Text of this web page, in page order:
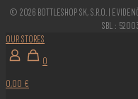
© 2026 BOTTLESHOP SK, S.R.O. |
SBL :
OUR STORES
0
0,00 €